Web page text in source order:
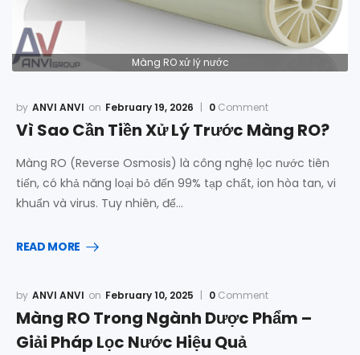
Màng RO xử lý nước
ANVI ANVI February 19, 2026 0 Comment
Vì Sao Cần Tiền Xử Lý Trước Màng RO?
Màng RO (Reverse Osmosis) là công nghệ lọc nước tiên
tiến, có khả năng loại bỏ đến 99% tạp chất, ion hòa tan, vi
khuẩn và virus. Tuy nhiên, để…
READ MORE
ANVI ANVI February 10, 2025 0 Comment
Màng RO Trong Ngành Dược Phẩm –
Giải Pháp Lọc Nước Hiệu Quả